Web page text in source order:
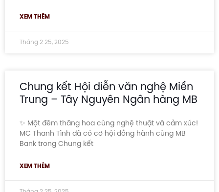
XEM THÊM
Tháng 2 25, 2025
Chung kết Hội diễn văn nghệ Miền
Trung – Tây Nguyên Ngân hàng MB
✨ Một đêm thăng hoa cùng nghệ thuật và cảm xúc!
MC Thanh Tình đã có cơ hội đồng hành cùng MB
Bank trong Chung kết
XEM THÊM